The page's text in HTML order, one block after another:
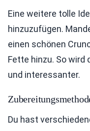
Eine weitere tolle
hinzuzufügen.
einen schönen
Fette hinzu. So wird
und interessanter.
Du hast